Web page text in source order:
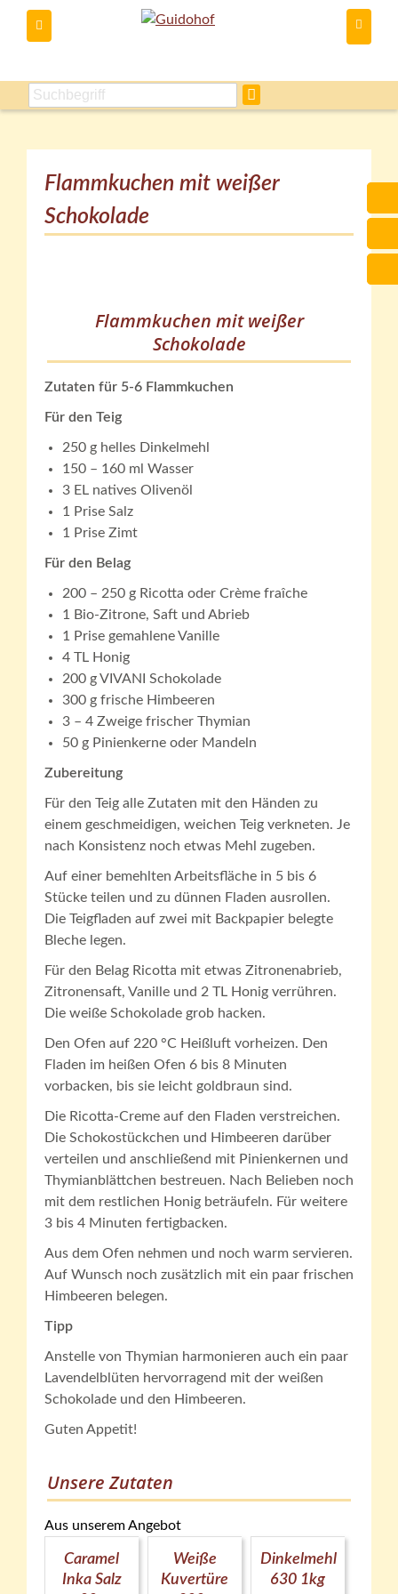
Du
Flammkuchen mit weißer
Schokolade
Flammkuchen mit weißer
Schokolade
Zutaten für 5-6 Flammkuchen
Für den Teig
250 g helles Dinkelmehl
150 – 160 ml Wasser
3 EL natives Olivenöl
1 Prise Salz
1 Prise Zimt
Für den Belag
200 – 250 g Ricotta oder Crème fraîche
1 Bio-Zitrone, Saft und Abrieb
1 Prise gemahlene Vanille
4 TL Honig
200 g VIVANI Schokolade
300 g frische Himbeeren
3 – 4 Zweige frischer Thymian
50 g Pinienkerne oder Mandeln
Zubereitung
Für den Teig alle Zutaten mit den Händen zu
einem geschmeidigen, weichen Teig verkneten. Je
nach Konsistenz noch etwas Mehl zugeben.
Auf einer bemehlten Arbeitsfläche in 5 bis 6
Stücke teilen und zu dünnen Fladen ausrollen.
Die Teigfladen auf zwei mit Backpapier belegte
Bleche legen.
Für den Belag Ricotta mit etwas Zitronenabrieb,
Zitronensaft, Vanille und 2 TL Honig verrühren.
Die weiße Schokolade grob hacken.
Den Ofen auf 220 °C Heißluft vorheizen. Den
Fladen im heißen Ofen 6 bis 8 Minuten
vorbacken, bis sie leicht goldbraun sind.
Die Ricotta-Creme auf den Fladen verstreichen.
Die Schokostückchen und Himbeeren darüber
verteilen und anschließend mit Pinienkernen und
Thymianblättchen bestreuen. Nach Belieben noch
mit dem restlichen Honig beträufeln. Für weitere
3 bis 4 Minuten fertigbacken.
Aus dem Ofen nehmen und noch warm servieren.
Auf Wunsch noch zusätzlich mit ein paar frischen
Himbeeren belegen.
Tipp
Anstelle von Thymian harmonieren auch ein paar
Lavendelblüten hervorragend mit der weißen
Schokolade und den Himbeeren.
Guten Appetit!
Unsere Zutaten
Aus unserem Angebot
Caramel
Inka Salz
Weiße
Kuvertüre
Dinkelmehl
630 1kg